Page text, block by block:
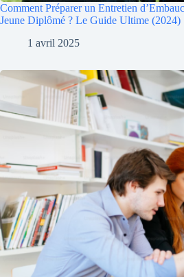
Comment Préparer un Entretien
Jeune Diplômé ? Le Guide Ultime (2024)
1 avril 2025